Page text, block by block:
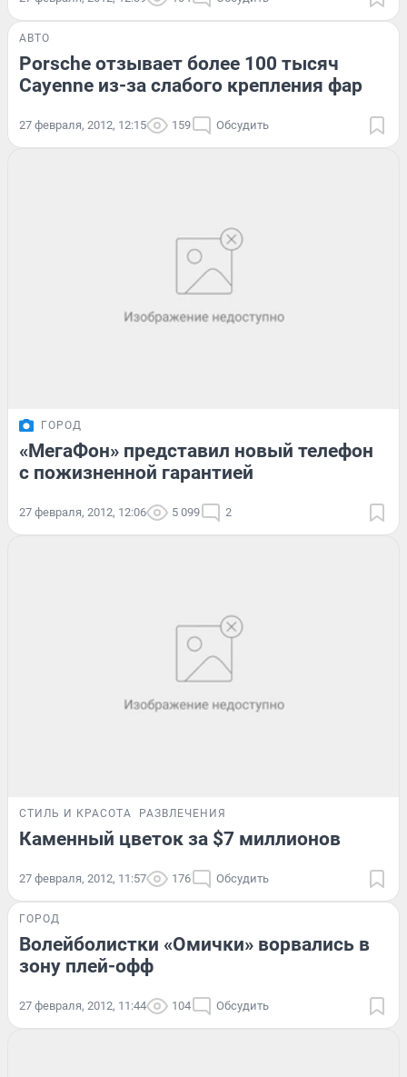
АВТО
Porsche отзывает более 100 тысяч
Cayenne из-за слабого крепления фар
27 февраля, 2012, 12:15 159 Обсудить
ГОРОД
«МегаФон» представил новый телефон
с пожизненной гарантией
27 февраля, 2012, 12:06 5 099 2
СТИЛЬ И КРАСОТА РАЗВЛЕЧЕНИЯ
Каменный цветок за $7 миллионов
27 февраля, 2012, 11:57 176 Обсудить
ГОРОД
Волейболистки «Омички» ворвались в
зону плей-офф
27 февраля, 2012, 11:44 104 Обсудить